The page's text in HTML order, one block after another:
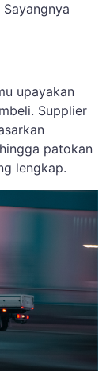
upayakan
Supplier
patokan
lengkap.